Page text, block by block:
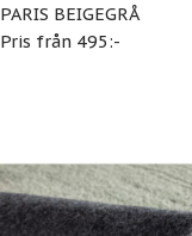
PARIS BEIGEGRÅ
Pris från 495:-